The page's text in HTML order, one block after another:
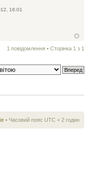
16:01
1 повідомлення • Сторінка 1 з 1
• Часовий пояс UTC + 2 годин